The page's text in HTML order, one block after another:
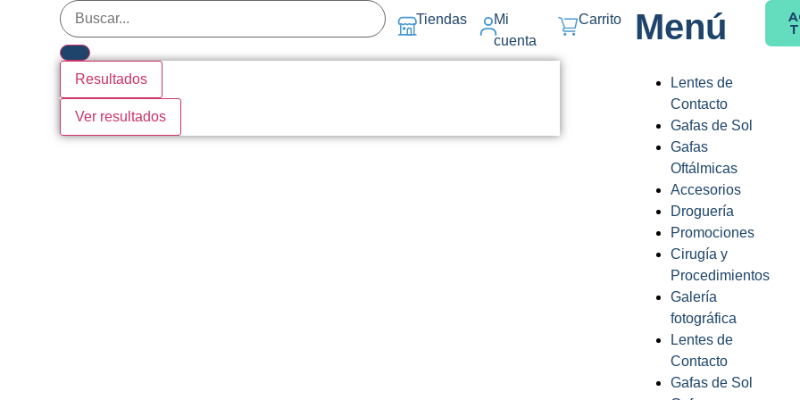
Resultados
Ver resultados
Tiendas
Mi
cuenta
Carrito Menú
Lentes de
Contacto
Gafas de Sol
Gafas
Oftálmicas
Accesorios
Droguería
Promociones
Cirugía y
Procedimientos
Galería
fotográfica
Lentes de
Contacto
Gafas de Sol